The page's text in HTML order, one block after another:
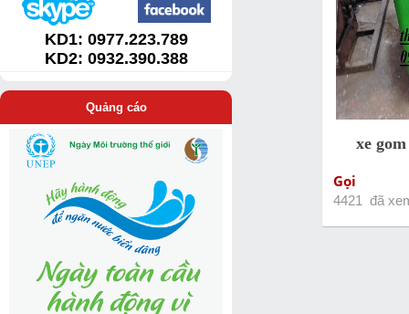
KD1: 0977.223.789
KD2: 0932.390.388
Quảng cáo
xe
Gọi
4421 đã